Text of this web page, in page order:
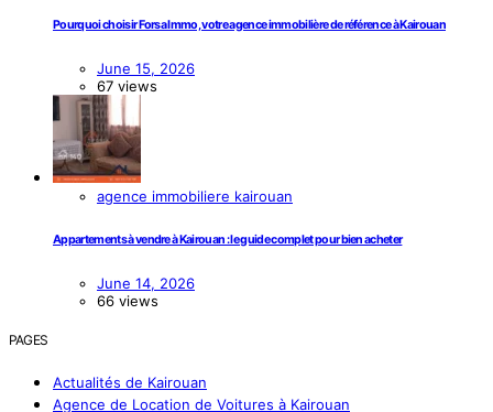
Pourquoi choisir Forsa Immo, votre agence immobilière de référence à Kairouan
June 15, 2026
67 views
agence immobiliere kairouan
Appartements à vendre à Kairouan : le guide complet pour bien acheter
June 14, 2026
66 views
PAGES
Actualités de Kairouan
Agence de Location de Voitures à Kairouan